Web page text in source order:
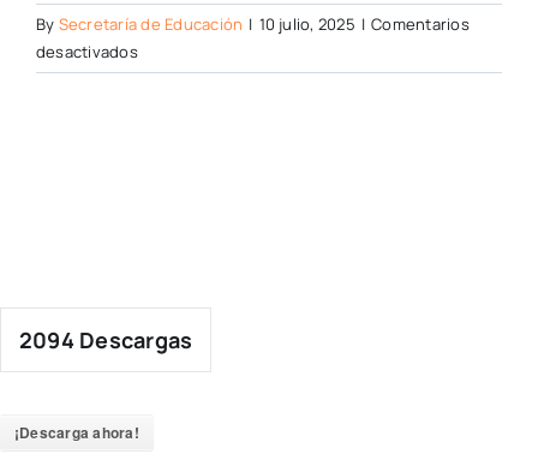
By Secretaría de Educación | 10 julio, 2025 | Comentarios
desactivadosen
2094 Descargas
¡Descarga ahora!